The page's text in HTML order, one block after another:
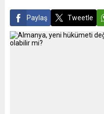
Paylaş Tweetle